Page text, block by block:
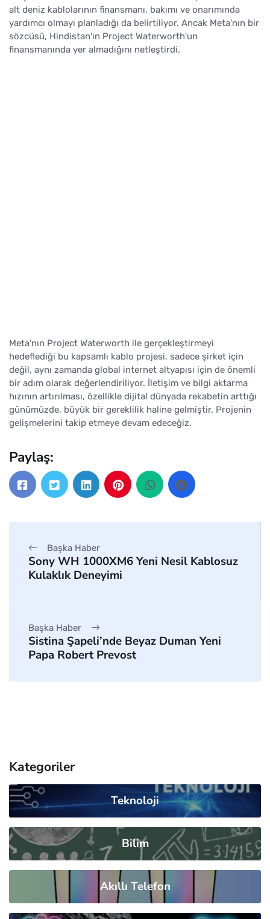
alt deniz kablolarının finansmanı, bakımı ve onarımında
yardımcı olmayı planladığı da belirtiliyor. Ancak Meta'nın bir
sözcüsü, Hindistan'ın Project Waterworth'un
finansmanında yer almadığını netleştirdi.
Meta'nın Project Waterworth ile gerçekleştirmeyi
hedeflediği bu kapsamlı kablo projesi, sadece şirket için
değil, aynı zamanda global internet altyapısı için de önemli
bir adım olarak değerlendiriliyor. İletişim ve bilgi aktarma
hızının artırılması, özellikle dijital dünyada rekabetin arttığı
günümüzde, büyük bir gereklilik haline gelmiştir. Projenin
gelişmelerini takip etmeye devam edeceğiz.
Paylaş:
Başka Haber
Sony WH 1000XM6 Yeni Nesil Kablosuz
Kulaklık Deneyimi
Başka Haber
Sistina Şapeli’nde Beyaz Duman Yeni
Papa Robert Prevost
Kategoriler
Teknoloji
Bilim
Akıllı Telefon